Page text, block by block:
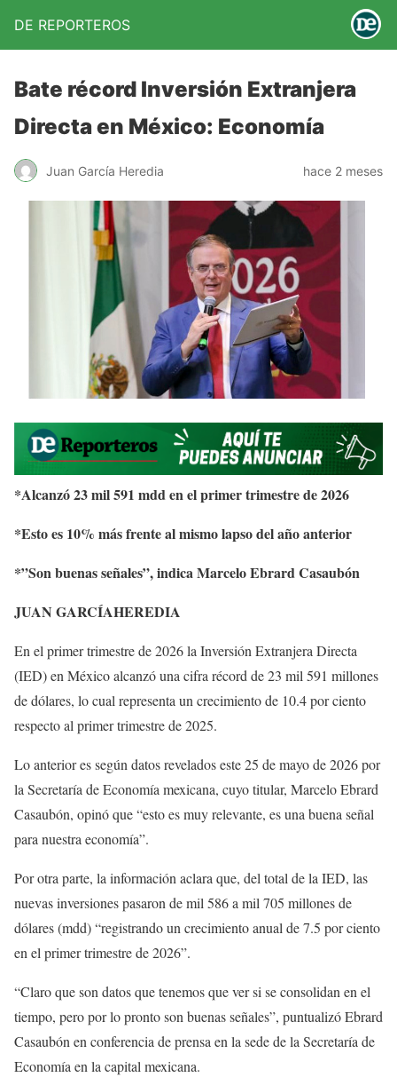
DE REPORTEROS
Bate récord Inversión Extranjera
Directa en México: Economía
Juan García Heredia hace 2 meses
*Alcanzó 23 mil 591 mdd en el primer trimestre de 2026
*Esto es 10% más frente al mismo lapso del año anterior
*”Son buenas señales”, indica Marcelo Ebrard Casaubón
JUAN GARCÍAHEREDIA
En el primer trimestre de 2026 la Inversión Extranjera Directa
(IED) en México alcanzó una cifra récord de 23 mil 591 millones
de dólares, lo cual representa un crecimiento de 10.4 por ciento
respecto al primer trimestre de 2025.
Lo anterior es según datos revelados este 25 de mayo de 2026 por
la Secretaría de Economía mexicana, cuyo titular, Marcelo Ebrard
Casaubón, opinó que “esto es muy relevante, es una buena señal
para nuestra economía”.
Por otra parte, la información aclara que, del total de la IED, las
nuevas inversiones pasaron de mil 586 a mil 705 millones de
dólares (mdd) “registrando un crecimiento anual de 7.5 por ciento
en el primer trimestre de 2026”.
“Claro que son datos que tenemos que ver si se consolidan en el
tiempo, pero por lo pronto son buenas señales”, puntualizó Ebrard
Casaubón en conferencia de prensa en la sede de la Secretaría de
Economía en la capital mexicana.